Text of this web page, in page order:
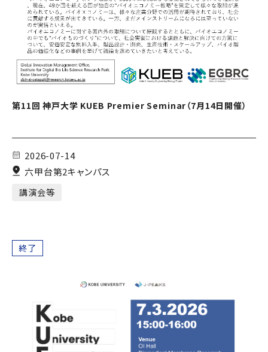
第11回 神戸大学 KUEB Premier Seminar（7月14日開催）
2026-07-14
六甲台第2キャンパス
講演会等
終了